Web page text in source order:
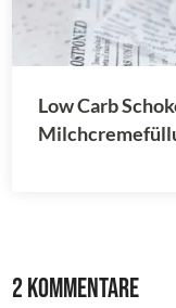
Low Carb
2 Kommentare